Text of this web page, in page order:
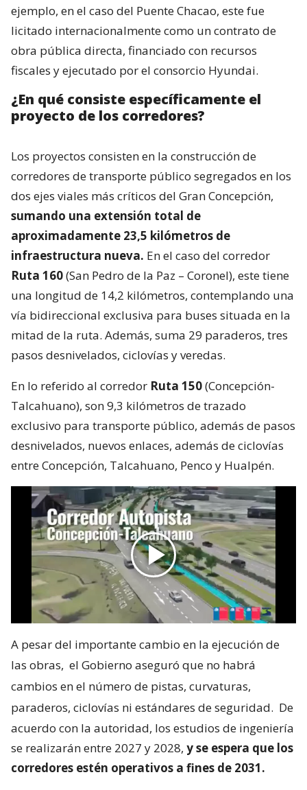
ejemplo, en el caso del Puente Chacao, este fue
licitado internacionalmente como un contrato de
obra pública directa, financiado con recursos
fiscales y ejecutado por el consorcio Hyundai.
¿En qué consiste específicamente el
proyecto de los corredores?
Los proyectos consisten en la construcción de
corredores de transporte público segregados en los
dos ejes viales más críticos del Gran Concepción,
sumando una extensión total de
aproximadamente 23,5 kilómetros de
infraestructura nueva. En el caso del corredor
Ruta 160(San Pedro de la Paz – Coronel), este tiene
una longitud de 14,2 kilómetros, contemplando una
vía bidireccional exclusiva para buses situada en la
mitad de la ruta. Además, suma 29 paraderos, tres
pasos desnivelados, ciclovías y veredas.
En lo referido al corredor Ruta 150(Concepción-
Talcahuano), son 9,3 kilómetros de trazado
exclusivo para transporte público, además de pasos
desnivelados, nuevos enlaces, además de ciclovías
entre Concepción, Talcahuano, Penco y Hualpén.
A pesar del importante cambio en la ejecución de
las obras, el Gobierno aseguró que no habrá
cambios en el número de pistas, curvaturas,
paraderos, ciclovías ni estándares de seguridad. De
acuerdo con la autoridad, los estudios de ingeniería
se realizarán entre 2027 y 2028, y se espera que los
corredores estén operativos a fines de 2031.